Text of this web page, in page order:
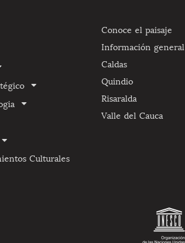
Culturales
Conoce el paisaje
Información general
Caldas
Quindio
Risaralda
Valle del Cauca